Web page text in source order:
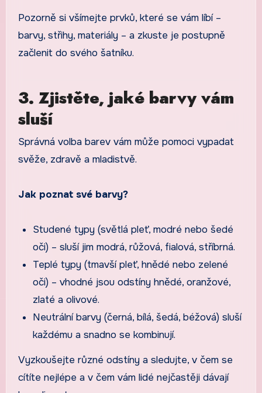
Pozorně si všímejte prvků, které se vám líbí –
barvy, střihy, materiály – a zkuste je postupně
začlenit do svého šatníku.
3. Zjistěte, jaké barvy vám
sluší
Správná volba barev vám může pomoci vypadat
svěže, zdravě a mladistvě.
Jak poznat své barvy?
Studené typy (světlá pleť, modré nebo šedé
oči) – sluší jim modrá, růžová, fialová, stříbrná.
Teplé typy (tmavší pleť, hnědé nebo zelené
oči) – vhodné jsou odstíny hnědé, oranžové,
zlaté a olivové.
Neutrální barvy (černá, bílá, šedá, béžová) sluší
každému a snadno se kombinují.
Vyzkoušejte různé odstíny a sledujte, v čem se
cítíte nejlépe a v čem vám lidé nejčastěji dávají